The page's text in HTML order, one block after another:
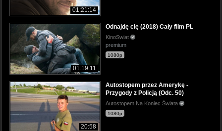
01:21:14
01:19:11
Odnajdę cię (2018) Cały film PL
KinoSwiat
premium
1080p
20:58
Autostopem przez Amerykę -
Przygody z Policją (Odc. 50)
Autostopem Na Koniec Świata
1080p